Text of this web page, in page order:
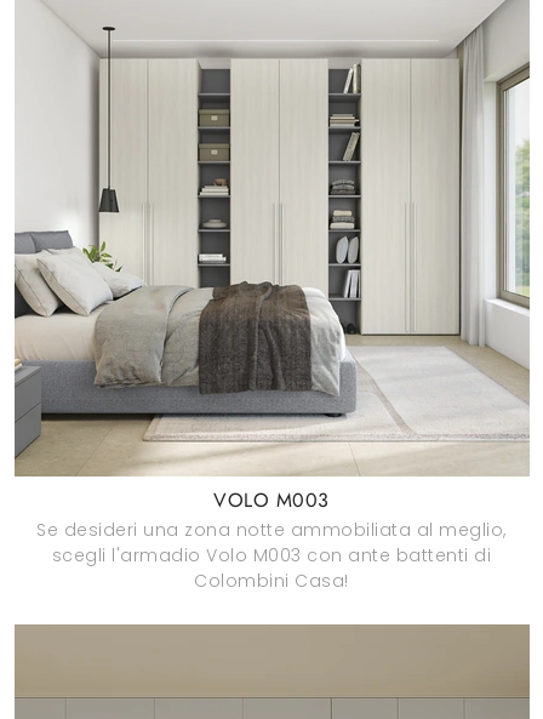
VOLO M003
Se desideri una zona notte ammobiliata al meglio,
scegli l'armadio Volo M003 con ante battenti di
Colombini Casa!